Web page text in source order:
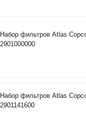
Набор фильтров Atlas
2901000000
Набор фильтров Atlas
2901141600